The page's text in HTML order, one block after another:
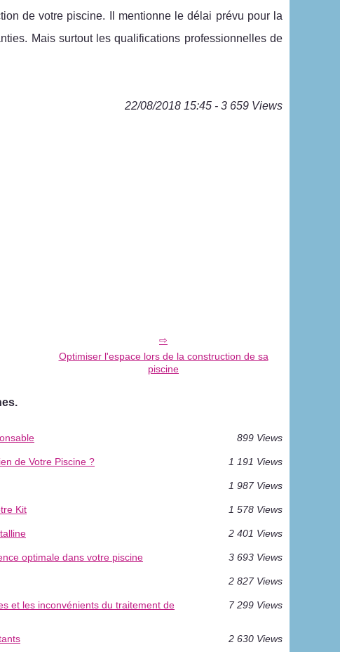
de votre piscine. Il mentionne le délai prévu pour la
Mais surtout les qualifications professionnelles de
22/08/2018 15:45 - 3 659 Views
Optimiser l'espace lors de la construction de sa
piscine
899 Views
de Votre Piscine ? 1 191 Views
1 987 Views
Kit 1 578 Views
2 401 Views
optimale dans votre piscine 3 693 Views
2 827 Views
et les inconvénients du traitement de
7 299 Views
2 630 Views